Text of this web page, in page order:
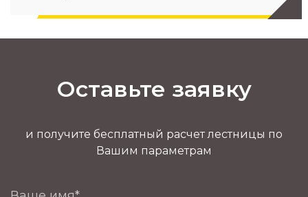
Оставьте заявку
и получите бесплатный расчет лестницы по
Вашим параметрам